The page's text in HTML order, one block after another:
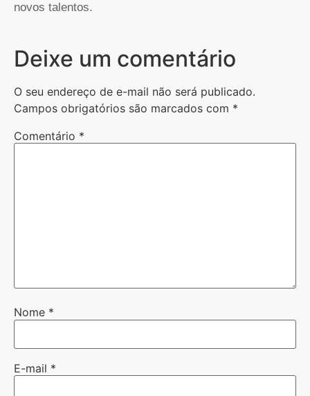
novos talentos.
Deixe um comentário
O seu endereço de e-mail não será publicado.
Campos obrigatórios são marcados com *
Comentário *
Nome *
E-mail *